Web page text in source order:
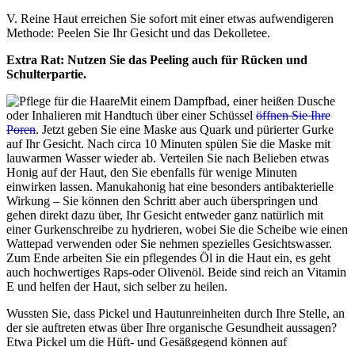
V. Reine Haut erreichen Sie sofort mit einer etwas aufwendigeren
Methode: Peelen Sie Ihr Gesicht und das Dekolletee.
Extra Rat: Nutzen Sie das Peeling auch für Rücken und
Schulterpartie.
Mit einem Dampfbad, einer heißen Dusche
oder Inhalieren mit Handtuch über einer Schüssel öffnen Sie Ihre
Poren. Jetzt geben Sie eine Maske aus Quark und pürierter Gurke
auf Ihr Gesicht. Nach circa 10 Minuten spülen Sie die Maske mit
lauwarmen Wasser wieder ab. Verteilen Sie nach Belieben etwas
Honig auf der Haut, den Sie ebenfalls für wenige Minuten
einwirken lassen. Manukahonig hat eine besonders antibakterielle
Wirkung – Sie können den Schritt aber auch überspringen und
gehen direkt dazu über, Ihr Gesicht entweder ganz natürlich mit
einer Gurkenschreibe zu hydrieren, wobei Sie die Scheibe wie einen
Wattepad verwenden oder Sie nehmen spezielles Gesichtswasser.
Zum Ende arbeiten Sie ein pflegendes Öl in die Haut ein, es geht
auch hochwertiges Raps-oder Olivenöl. Beide sind reich an Vitamin
E und helfen der Haut, sich selber zu heilen.
Wussten Sie, dass Pickel und Hautunreinheiten durch Ihre Stelle, an
der sie auftreten etwas über Ihre organische Gesundheit aussagen?
Etwa Pickel um die Hüft- und Gesäßgegend können auf